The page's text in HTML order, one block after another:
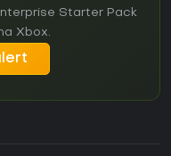
Starter Pack
Xbox.